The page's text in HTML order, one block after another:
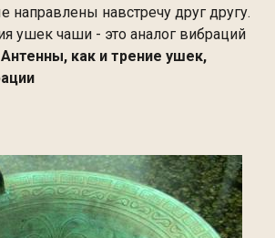
направлены навстречу друг другу.
ушек чаши - это аналог вибраций
Антенны, как и трение ушек,